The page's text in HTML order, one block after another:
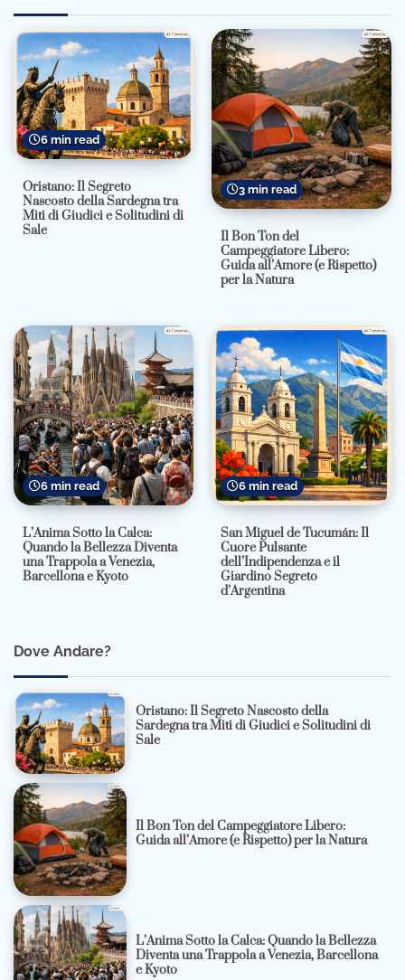
6 min read
Oristano: Il Segreto
Nascosto della Sardegna tra
Miti di Giudici e Solitudini di
Sale
3 min read
Il Bon Ton del
Campeggiatore Libero:
Guida all’Amore (e Rispetto)
per la Natura
6 min read
L’Anima Sotto la Calca:
Quando la Bellezza Diventa
una Trappola a Venezia,
Barcellona e Kyoto
6 min read
San Miguel de Tucumán: Il
Cuore Pulsante
dell’Indipendenza e il
Giardino Segreto
d’Argentina
Dove Andare?
Oristano: Il Segreto Nascosto della
Sardegna tra Miti di Giudici e Solitudini di
Sale
Il Bon Ton del Campeggiatore Libero:
Guida all’Amore (e Rispetto) per la Natura
L’Anima Sotto la Calca: Quando la Bellezza
Diventa una Trappola a Venezia, Barcellona
e Kyoto